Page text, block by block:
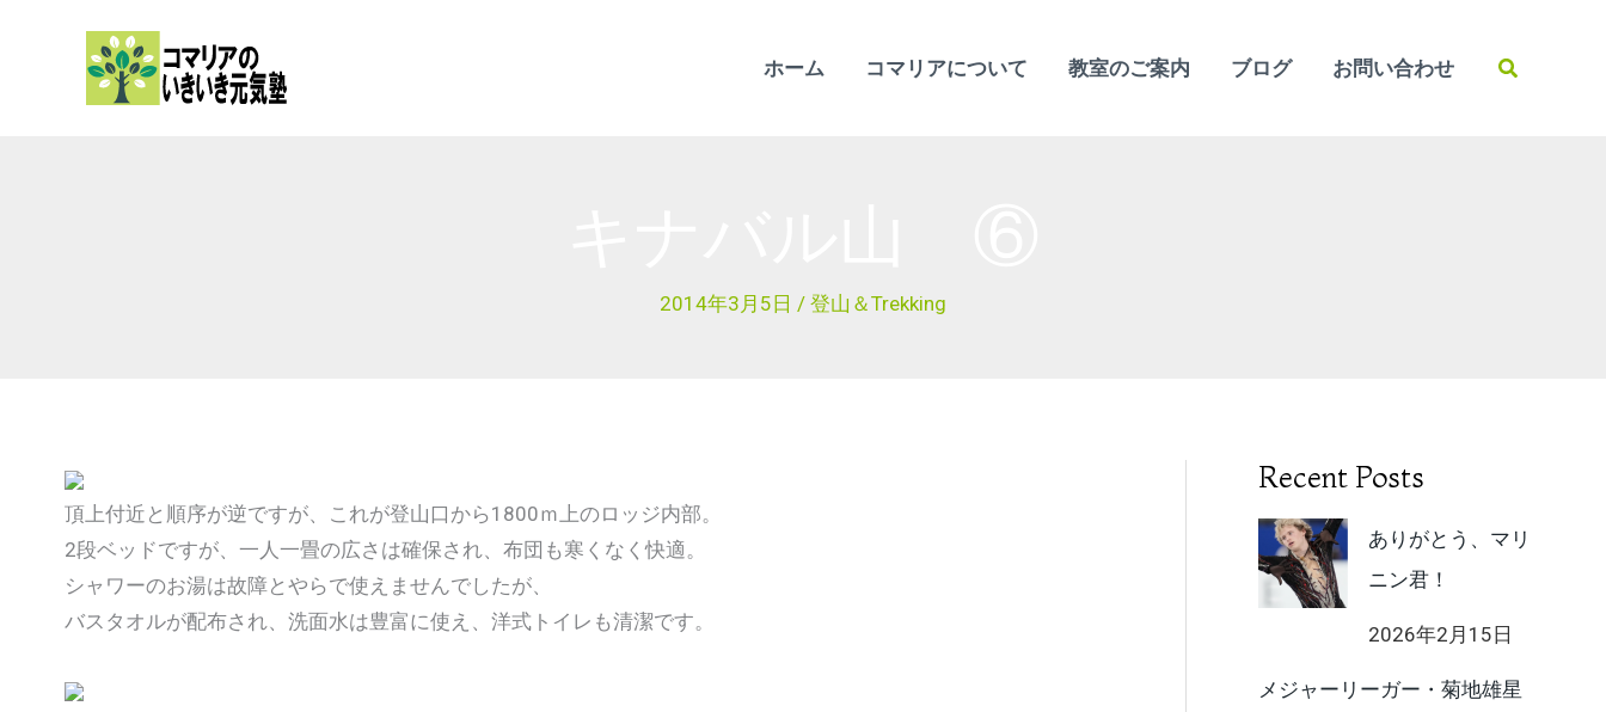
ホーム コマリアについて 教室のご案内 ブログ お問い合わせ
検
2014年3月5日 / 登山＆Trekking
頂上付近と順序が逆ですが、これが登山口から1800ｍ上のロッジ内部。
2段ベッドですが、一人一畳の広さは確保され、布団も寒くなく快適。
シャワーのお湯は故障とやらで使えませんでしたが、
バスタオルが配布され、洗面水は豊富に使え、洋式トイレも清潔です。
Recent Posts
ありがとう、マリ
ニン君！
2026年2月15日
メジャーリーガー・菊地雄星